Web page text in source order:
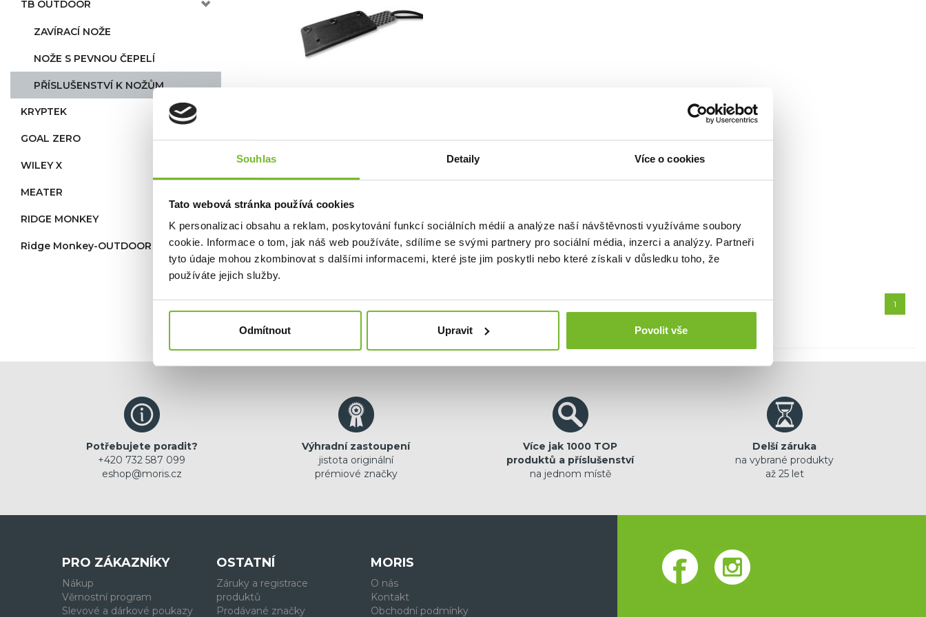
Souhlas Detaily Více o cookies
Tato webová stránka používá cookies
K personalizaci obsahu a reklam, poskytování funkcí sociálních médií a analýze naší návštěvnosti využíváme soubory
cookie. Informace o tom, jak náš web používáte, sdílíme se svými partnery pro sociální média, inzerci a analýzy. Partneři
tyto údaje mohou zkombinovat s dalšími informacemi, které jste jim poskytli nebo které získali v důsledku toho, že
používáte jejich služby.
Odmítnout Upravit Povolit vše
TB OUTDOOR
ZAVÍRACÍ NOŽE
NOŽE S PEVNOU ČEPELÍ
PŘÍSLUŠENSTVÍ K NOŽŮM
KRYPTEK
GOAL ZERO
WILEY X
MEATER
RIDGE MONKEY
Ridge Monkey-OUTDOOR aktivní
Diamantový brousek TB Outdoor v
Kydex pouzdřeDiamantový brou...
270 Kč
450 Kč
Skladem: posledních 1 ks
Kód: ACCE1070009
Ceny jsou v Kč včetně DPH 1
Potřebujete poradit?
+420 732 587 099
eshop@moris.cz
Výhradní zastoupení
jistota originální
prémiové značky
Více jak 1000 TOP
produktů a příslušenství
na jednom místě
Delší záruka
na vybrané produkty
až 25 let
PRO ZÁKAZNÍKY
Nákup
Věrnostní program
Slevové a dárkové poukazy
OSTATNÍ
Záruky a registrace
produktů
Prodávané značky
MORIS
O nás
Kontakt
Obchodní podmínky